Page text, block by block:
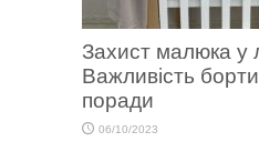
Захист малюка у
Важливість
поради
06/10/2023